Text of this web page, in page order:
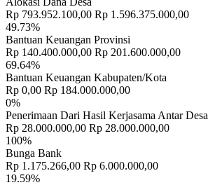
Rp 793.952.100,00 Rp 1.596.375.000,00
49.73%
Bantuan Keuangan Provinsi
Rp 140.400.000,00 Rp 201.600.000,00
69.64%
Bantuan Keuangan Kabupaten/Kota
Rp 0,00 Rp 184.000.000,00
0%
Penerimaan Dari Hasil Kerjasama Antar Desa
Rp 28.000.000,00 Rp 28.000.000,00
100%
Bunga Bank
Rp 1.175.266,00 Rp 6.000.000,00
19.59%